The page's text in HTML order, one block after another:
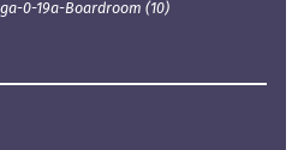
0-19a-Boardroom (10)